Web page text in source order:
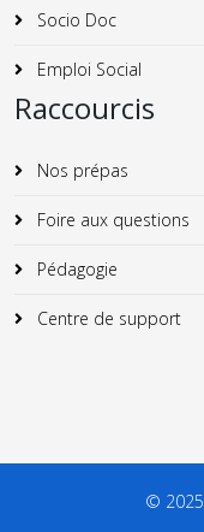
Socio Doc
Emploi Social
Raccourcis
Nos prépas
Foire aux questions
Pédagogie
Centre de support
© 2025